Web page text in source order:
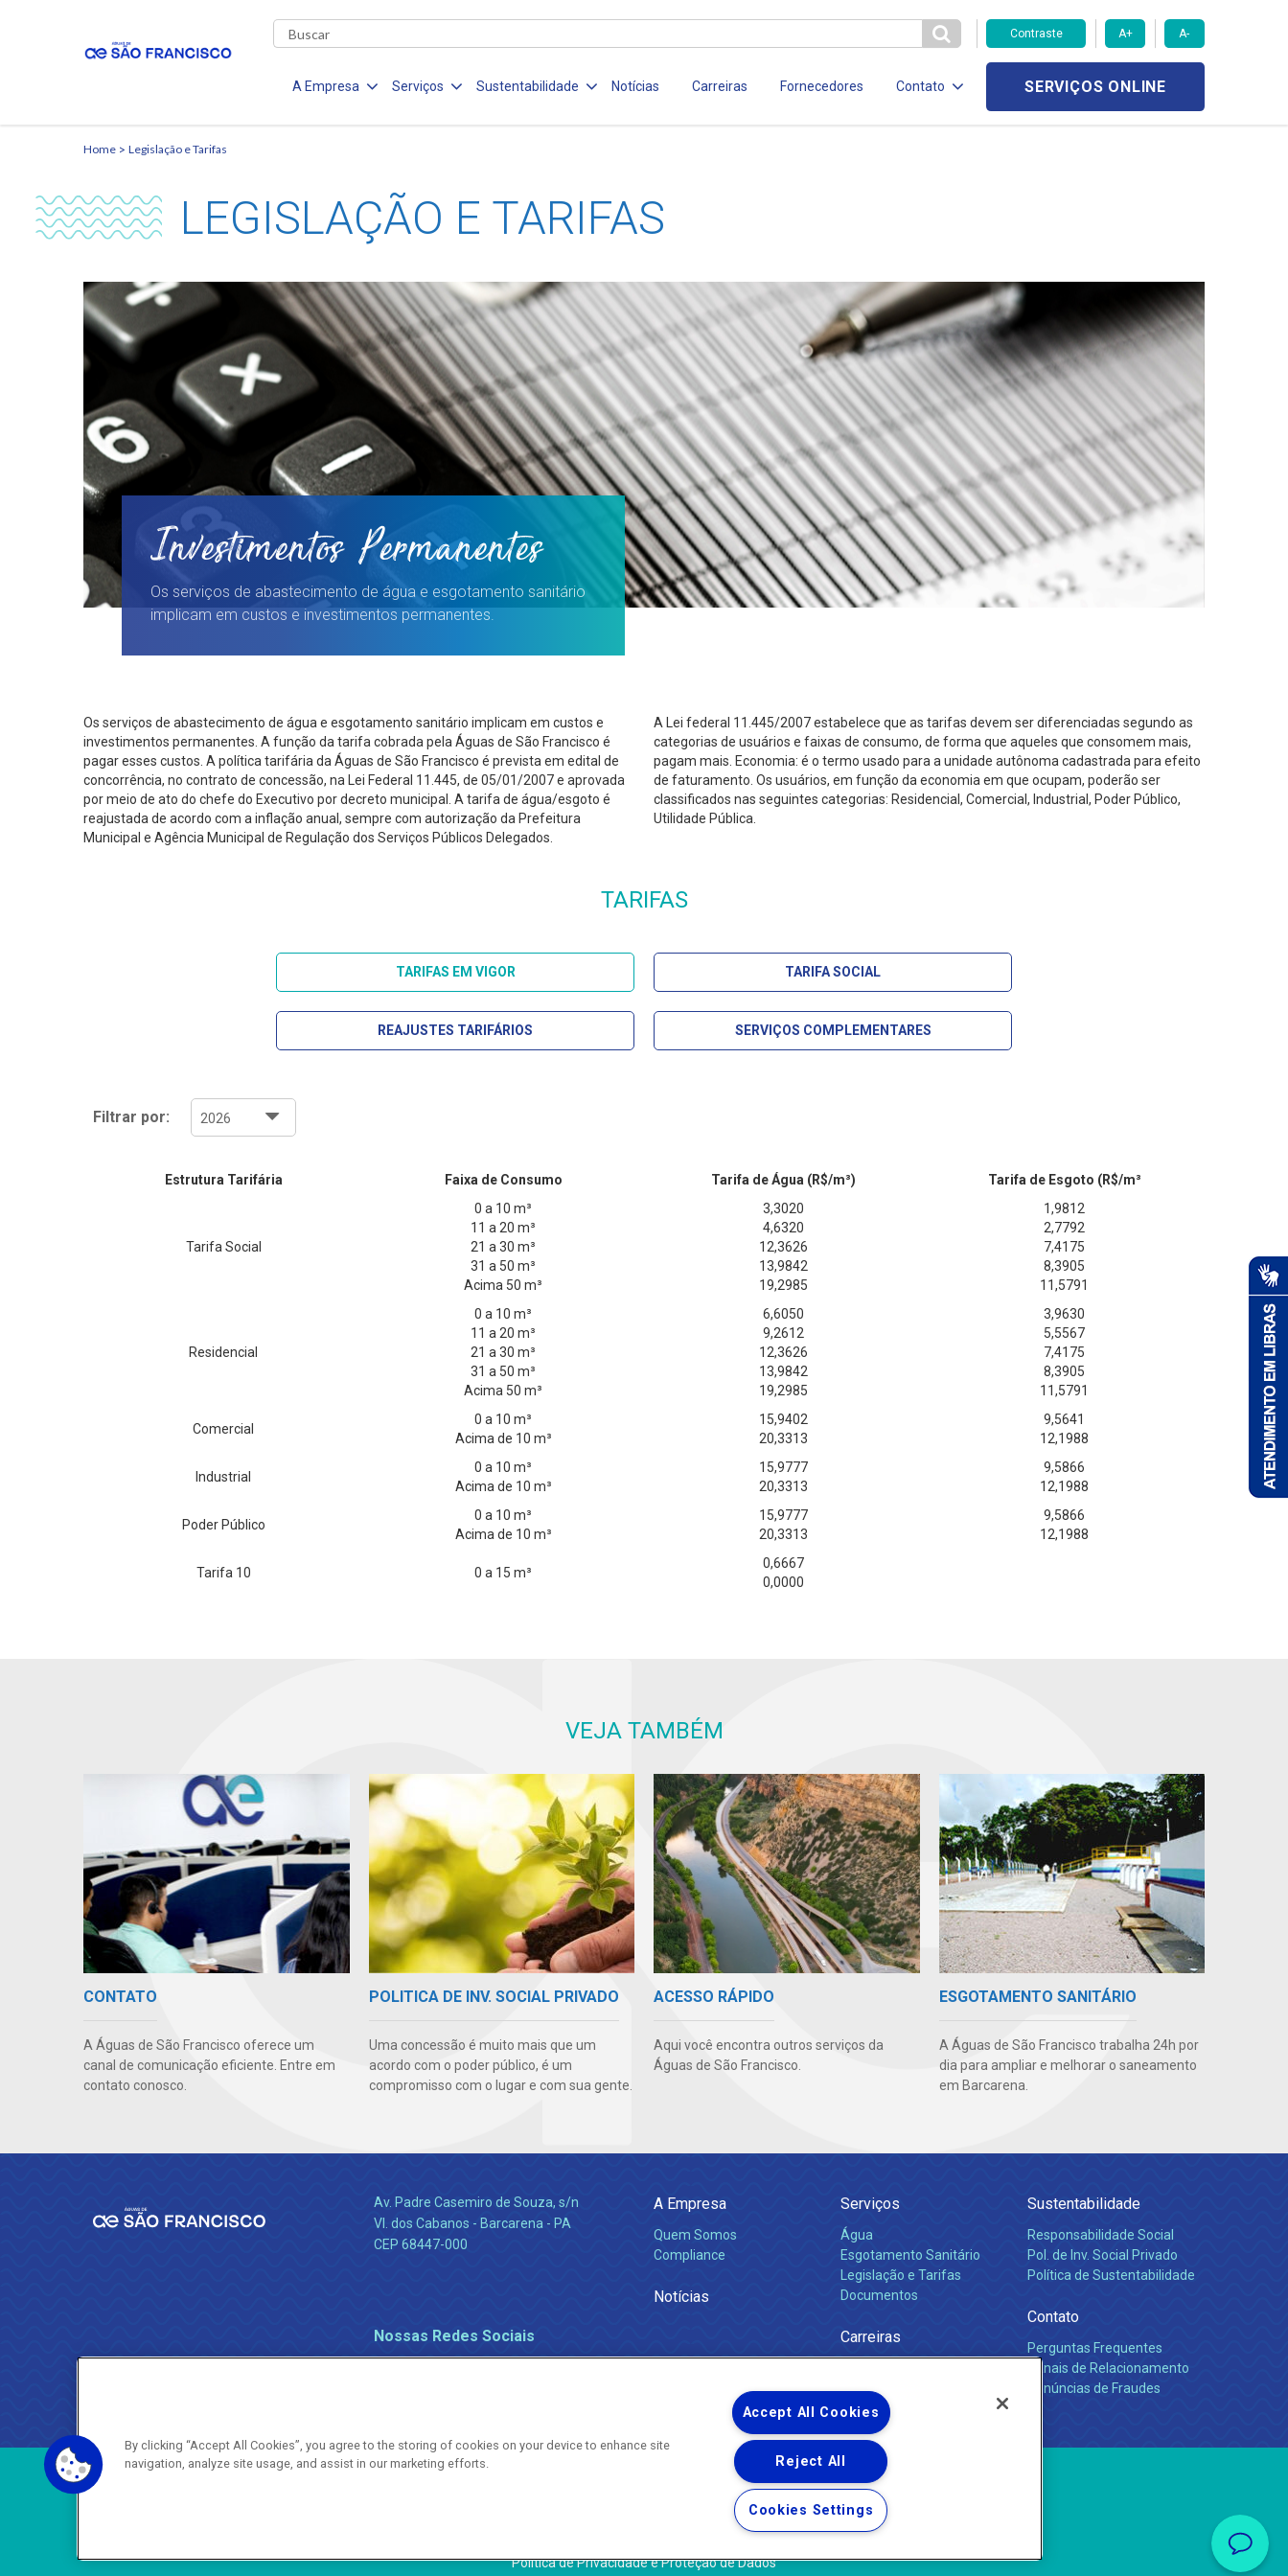
Contraste A+ A-
A Empresa Serviços Sustentabilidade Notícias Carreiras Fornecedores Contato SERVIÇOS ONLINE
Home Legislação e Tarifas
LEGISLAÇÃO E TARIFAS
Investimentos Permanentes
Os serviços de abastecimento de água e esgotamento sanitário
implicam em custos e investimentos permanentes.
Os serviços de abastecimento de água e esgotamento sanitário implicam em custos e
investimentos permanentes. A função da tarifa cobrada pela Águas de São Francisco é
pagar esses custos. A política tarifária da Águas de São Francisco é prevista em edital de
concorrência, no contrato de concessão, na Lei Federal 11.445, de 05/01/2007 e aprovada
por meio de ato do chefe do Executivo por decreto municipal. A tarifa de água/esgoto é
reajustada de acordo com a inflação anual, sempre com autorização da Prefeitura
Municipal e Agência Municipal de Regulação dos Serviços Públicos Delegados.
A Lei federal 11.445/2007 estabelece que as tarifas devem ser diferenciadas segundo as
categorias de usuários e faixas de consumo, de forma que aqueles que consomem mais,
pagam mais. Economia: é o termo usado para a unidade autônoma cadastrada para efeito
de faturamento. Os usuários, em função da economia em que ocupam, poderão ser
classificados nas seguintes categorias: Residencial, Comercial, Industrial, Poder Público,
Utilidade Pública.
TARIFAS
TARIFAS EM VIGOR TARIFA SOCIAL
REAJUSTES TARIFÁRIOS SERVIÇOS COMPLEMENTARES
Filtrar por:
Estrutura Tarifária Faixa de Consumo Tarifa de Água (R$/m³) Tarifa de Esgoto (R$/m³
Tarifa Social
0 a 10 m³
11 a 20 m³
21 a 30 m³
31 a 50 m³
Acima 50 m³
3,3020
4,6320
12,3626
13,9842
19,2985
1,9812
2,7792
7,4175
8,3905
11,5791
Residencial
0 a 10 m³
11 a 20 m³
21 a 30 m³
31 a 50 m³
Acima 50 m³
6,6050
9,2612
12,3626
13,9842
19,2985
3,9630
5,5567
7,4175
8,3905
11,5791
Comercial
0 a 10 m³
Acima de 10 m³
15,9402
20,3313
9,5641
12,1988
Industrial
0 a 10 m³
Acima de 10 m³
15,9777
20,3313
9,5866
12,1988
Poder Público
0 a 10 m³
Acima de 10 m³
15,9777
20,3313
9,5866
12,1988
Tarifa 10 0 a 15 m³
0,6667
0,0000
VEJA TAMBÉM
CONTATO
A Águas de São Francisco oferece um
canal de comunicação eficiente. Entre em
contato conosco.
POLITICA DE INV. SOCIAL PRIVADO
Uma concessão é muito mais que um
acordo com o poder público, é um
compromisso com o lugar e com sua gente.
ACESSO RÁPIDO
Aqui você encontra outros serviços da
Águas de São Francisco.
ESGOTAMENTO SANITÁRIO
A Águas de São Francisco trabalha 24h por
dia para ampliar e melhorar o saneamento
em Barcarena.
Av. Padre Casemiro de Souza, s/n
Vl. dos Cabanos - Barcarena - PA
CEP 68447-000
Nossas Redes Sociais
A Empresa
Quem Somos
Compliance
Notícias
Serviços
Água
Esgotamento Sanitário
Legislação e Tarifas
Documentos
Carreiras
Sustentabilidade
Responsabilidade Social
Pol. de Inv. Social Privado
Política de Sustentabilidade
Contato
Perguntas Frequentes
Canais de Relacionamento
Denúncias de Fraudes
Copyright ® 2026 - Todos os Direitos Reservados.
Política de Privacidade e Proteção de Dados
By clicking “Accept All Cookies”, you agree to the storing of cookies on your device to enhance site
navigation, analyze site usage, and assist in our marketing efforts.
Accept All Cookies
Reject All
Cookies Settings